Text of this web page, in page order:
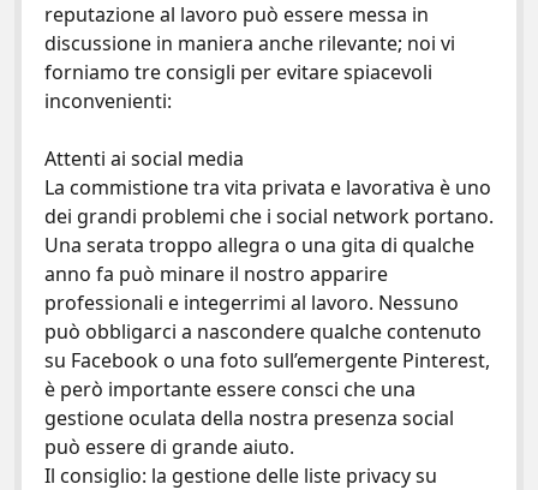
reputazione al lavoro può essere messa in
discussione in maniera anche rilevante; noi vi
forniamo tre consigli per evitare spiacevoli
inconvenienti:
Attenti ai social media
La commistione tra vita privata e lavorativa è uno
dei grandi problemi che i social network portano.
Una serata troppo allegra o una gita di qualche
anno fa può minare il nostro apparire
professionali e integerrimi al lavoro. Nessuno
può obbligarci a nascondere qualche contenuto
su Facebook o una foto sull’emergente Pinterest,
è però importante essere consci che una
gestione oculata della nostra presenza social
può essere di grande aiuto.
Il consiglio: la gestione delle liste privacy su